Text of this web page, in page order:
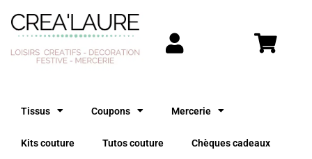
contenu
Tissus Coupons Mercerie
Kits couture Tutos couture Chèques cadeaux